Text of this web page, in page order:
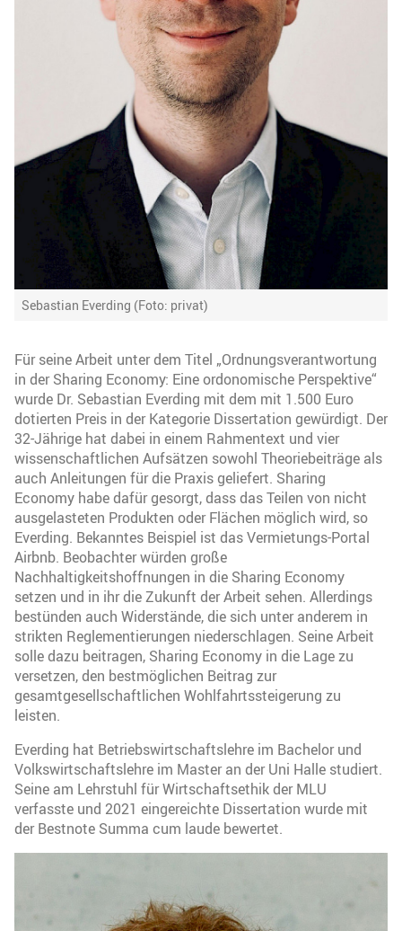
Sebastian Everding (Foto: privat)
Für seine Arbeit unter dem Titel „Ordnungsverantwortung
in der Sharing Economy: Eine ordonomische Perspektive“
wurde Dr. Sebastian Everding mit dem mit 1.500 Euro
dotierten Preis in der Kategorie Dissertation gewürdigt. Der
32-Jährige hat dabei in einem Rahmentext und vier
wissenschaftlichen Aufsätzen sowohl Theoriebeiträge als
auch Anleitungen für die Praxis geliefert. Sharing
Economy habe dafür gesorgt, dass das Teilen von nicht
ausgelasteten Produkten oder Flächen möglich wird, so
Everding. Bekanntes Beispiel ist das Vermietungs-Portal
Airbnb. Beobachter würden große
Nachhaltigkeitshoffnungen in die Sharing Economy
setzen und in ihr die Zukunft der Arbeit sehen. Allerdings
bestünden auch Widerstände, die sich unter anderem in
strikten Reglementierungen niederschlagen. Seine Arbeit
solle dazu beitragen, Sharing Economy in die Lage zu
versetzen, den bestmöglichen Beitrag zur
gesamtgesellschaftlichen Wohlfahrtssteigerung zu
leisten.
Everding hat Betriebswirtschaftslehre im Bachelor und
Volkswirtschaftslehre im Master an der Uni Halle studiert.
Seine am Lehrstuhl für Wirtschaftsethik der MLU
verfasste und 2021 eingereichte Dissertation wurde mit
der Bestnote Summa cum laude bewertet.